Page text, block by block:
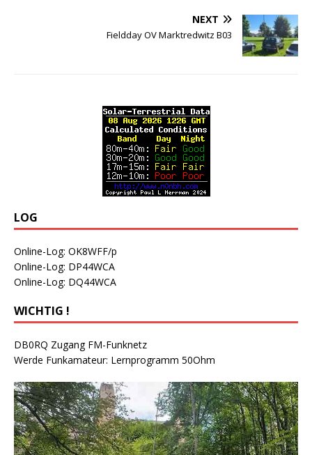
NEXT
Fieldday OV Marktredwitz B03
LOG
Online-Log: OK8WFF/p
Online-Log: DP44WCA
Online-Log: DQ44WCA
WICHTIG !
DB0RQ Zugang FM-Funknetz
Werde Funkamateur: Lernprogramm 50Ohm